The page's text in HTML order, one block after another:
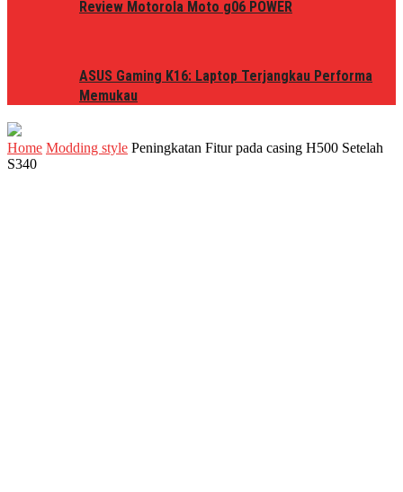
Review Motorola Moto g06 POWER
ASUS Gaming K16: Laptop Terjangkau Performa
Memukau
Home Modding style Peningkatan Fitur pada casing H500 Setelah
S340